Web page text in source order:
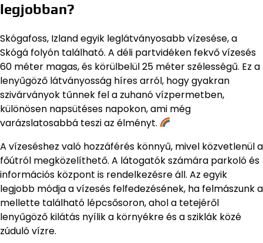
legjobban?
Skógafoss, Izland egyik leglátványosabb vízesése, a
Skógá folyón található. A déli partvidéken fekvő vízesés
60 méter magas, és körülbelül 25 méter szélességű. Ez a
lenyűgöző látványosság híres arról, hogy gyakran
szivárványok tűnnek fel a zuhanó vízpermetben,
különösen napsütéses napokon, ami még
varázslatosabbá teszi az élményt.
A vízeséshez való hozzáférés könnyű, mivel közvetlenül a
főútról megközelíthető. A látogatók számára parkoló és
információs központ is rendelkezésre áll. Az egyik
legjobb módja a vízesés felfedezésének, ha felmászunk a
mellette található lépcsősoron, ahol a tetejéről
lenyűgöző kilátás nyílik a környékre és a sziklák közé
zúduló vízre.